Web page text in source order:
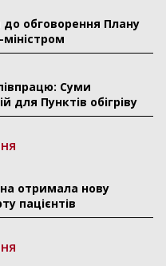
обговорення Плану
Суми
для Пунктів обігріву
отримала нову
пацієнтів